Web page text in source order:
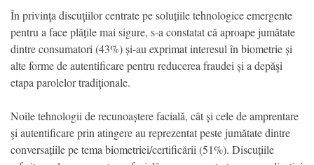
În privinţa discuţiilor centrate pe soluțiile tehnologice emergente
pentru a face plățile mai sigure, s-a constatat că aproape jumătate
dintre consumatori (43%) și-au exprimat interesul în biometrie și
alte forme de autentificare pentru reducerea fraudei și a depăşi
etapa parolelor tradiţionale.
Noile tehnologii de recunoaștere facială, cât și cele de amprentare
şi autentificare prin atingere au reprezentat peste jumătate dintre
conversațiile pe tema biometriei/certificării (51%). Discuțiile